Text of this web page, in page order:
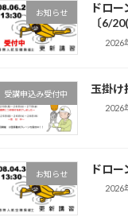
お知らせ
ドロ
〔6/
2026
受講申込み受付中 玉掛
2026
お知らせ ドロ
2026